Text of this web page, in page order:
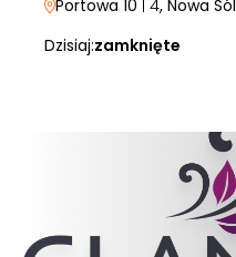
Portowa 10 | 4, Nowa Sól
Dzisiaj:zamknięte